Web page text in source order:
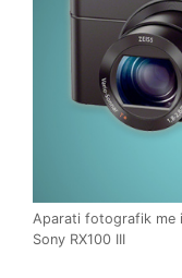
Aparati fotografik me
Sony RX100 III